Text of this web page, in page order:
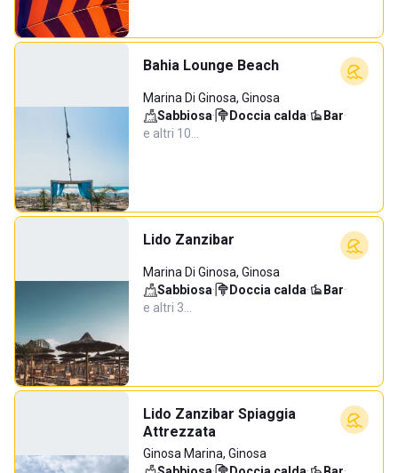
Bahia Lounge Beach
Marina Di Ginosa, Ginosa
Sabbiosa· Doccia calda· Bar·
e altri 10…
Lido Zanzibar
Marina Di Ginosa, Ginosa
Sabbiosa· Doccia calda· Bar·
e altri 3…
Lido Zanzibar Spiaggia
Attrezzata
Ginosa Marina, Ginosa